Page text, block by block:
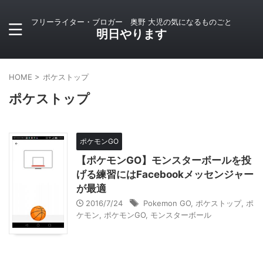
フリーライター・ブロガー 奥野 大児の気になるものごと
明日やります
HOME > ポケストップ
ポケストップ
ポケモンGO
【ポケモンGO】モンスターボールを投
げる練習にはFacebookメッセンジャー
が最適
2016/7/24 Pokemon GO ポケストップ, ポ
ケモン
ポケモンGO モンスターボール